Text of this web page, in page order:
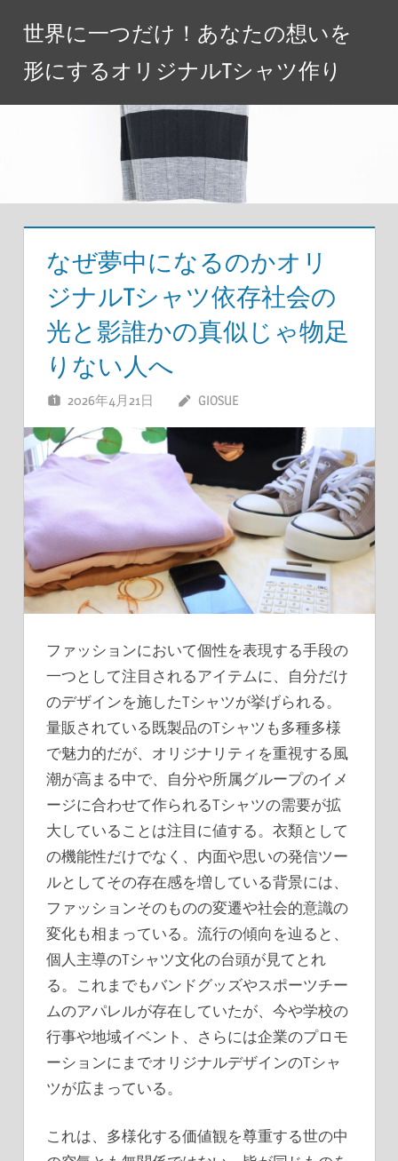
世界に一つだけ！あなたの想いを
形にするオリジナルTシャツ作り
なぜ夢中になるのかオリ
ジナルTシャツ依存社会の
光と影誰かの真似じゃ物足
りない人へ
2026年4月21日 GIOSUE
ファッションにおいて個性を表現する手段の
一つとして注目されるアイテムに、自分だけ
のデザインを施したTシャツが挙げられる。
量販されている既製品のTシャツも多種多様
で魅力的だが、オリジナリティを重視する風
潮が高まる中で、自分や所属グループのイメ
ージに合わせて作られるTシャツの需要が拡
大していることは注目に値する。衣類として
の機能性だけでなく、内面や思いの発信ツー
ルとしてその存在感を増している背景には、
ファッションそのものの変遷や社会的意識の
変化も相まっている。流行の傾向を辿ると、
個人主導のTシャツ文化の台頭が見てとれ
る。これまでもバンドグッズやスポーツチー
ムのアパレルが存在していたが、今や学校の
行事や地域イベント、さらには企業のプロモ
ーションにまでオリジナルデザインのTシャ
ツが広まっている。
これは、多様化する価値観を尊重する世の中